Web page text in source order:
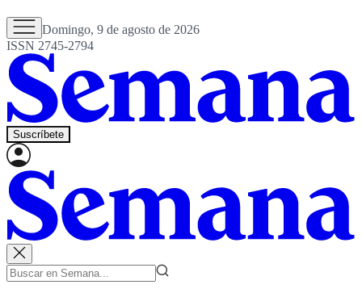
Domingo, 9 de agosto de 2026
ISSN 2745-2794
Suscríbete